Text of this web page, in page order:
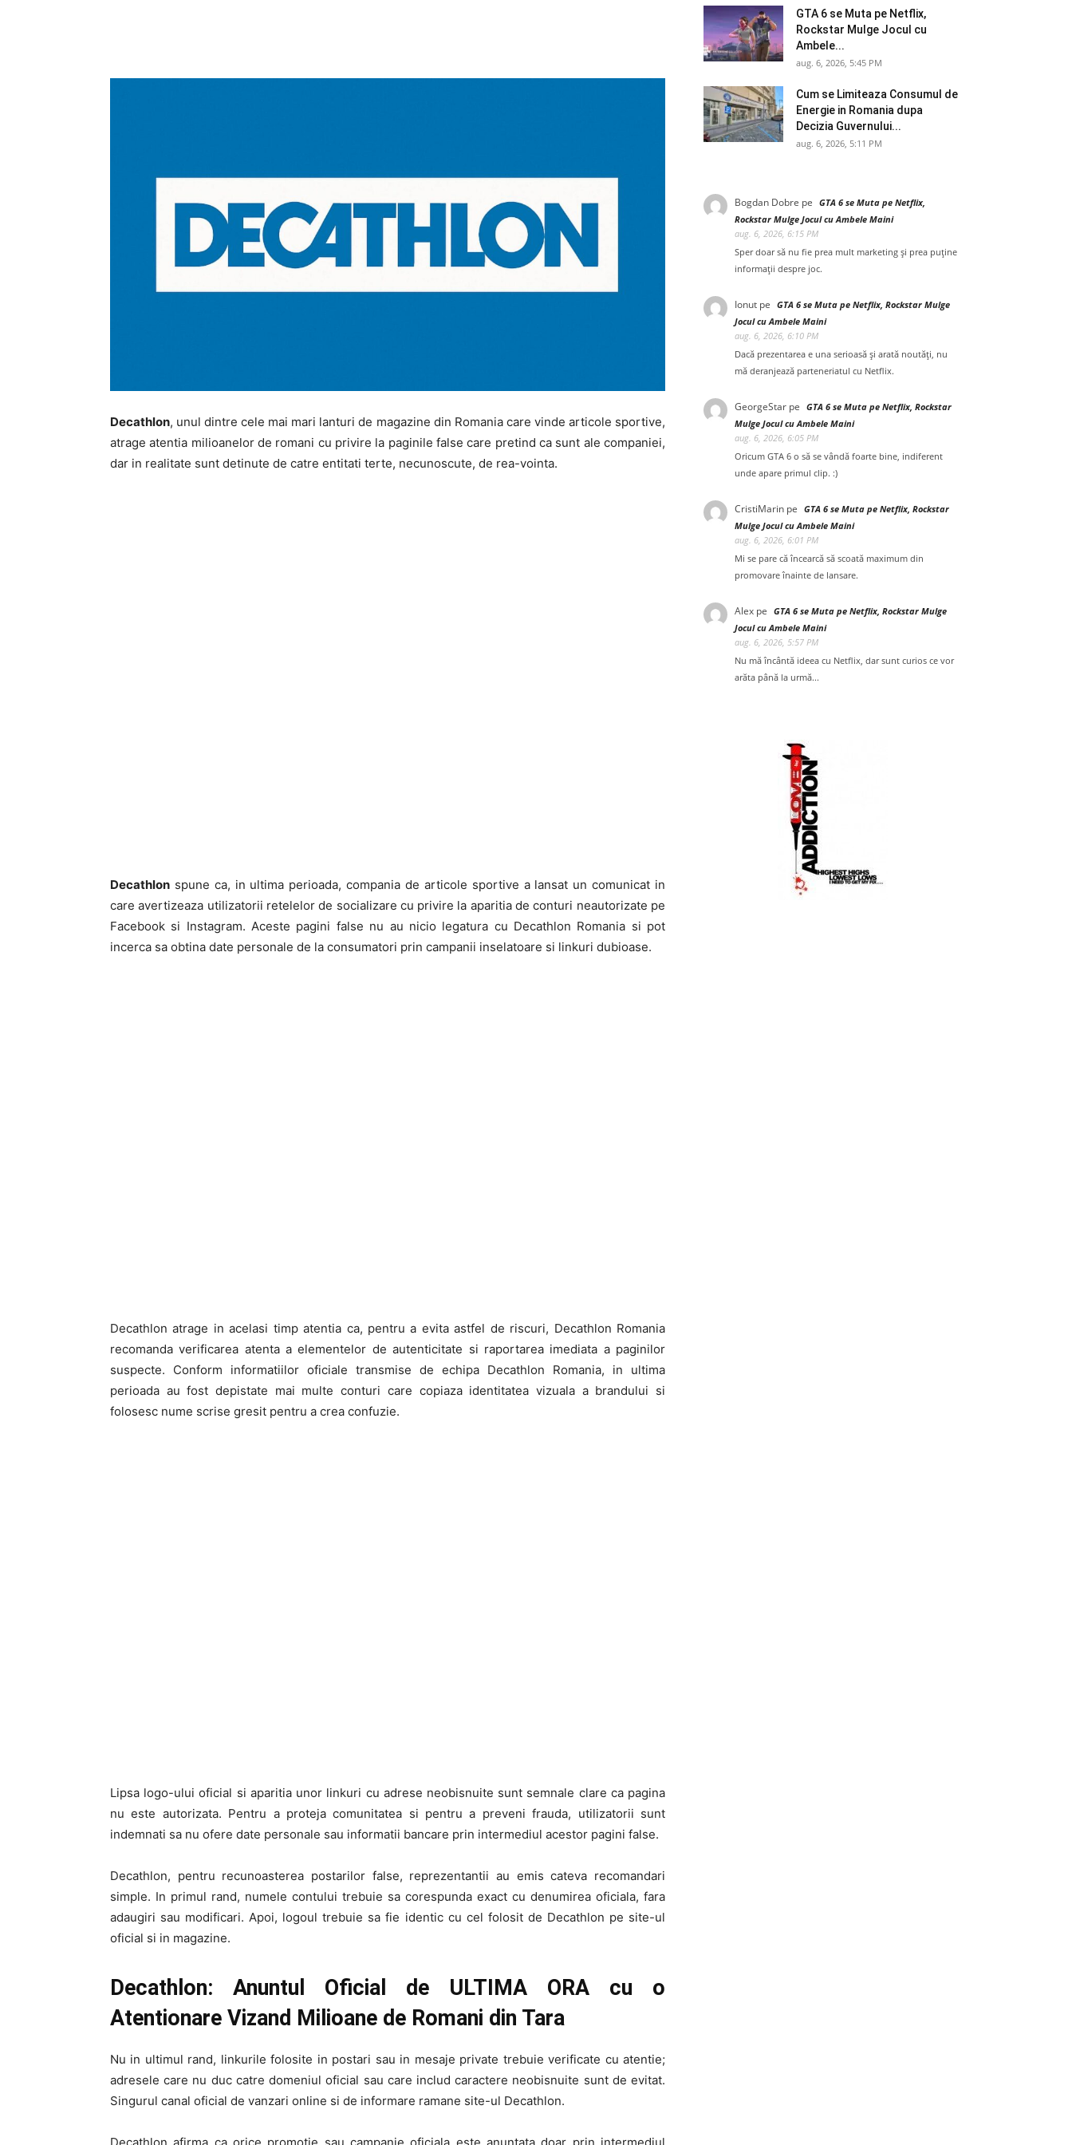
Decathlon, unul dintre cele mai mari lanturi de magazine din Romania care vinde articole sportive,
atrage atentia milioanelor de romani cu privire la paginile false care pretind ca sunt ale companiei,
dar in realitate sunt detinute de catre entitati terte, necunoscute, de rea-vointa.
Decathlon spune ca, in ultima perioada, compania de articole sportive a lansat un comunicat in
care avertizeaza utilizatorii retelelor de socializare cu privire la aparitia de conturi neautorizate pe
Facebook si Instagram. Aceste pagini false nu au nicio legatura cu Decathlon Romania si pot
incerca sa obtina date personale de la consumatori prin campanii inselatoare si linkuri dubioase.
Decathlon atrage in acelasi timp atentia ca, pentru a evita astfel de riscuri, Decathlon Romania
recomanda verificarea atenta a elementelor de autenticitate si raportarea imediata a paginilor
suspecte. Conform informatiilor oficiale transmise de echipa Decathlon Romania, in ultima
perioada au fost depistate mai multe conturi care copiaza identitatea vizuala a brandului si
folosesc nume scrise gresit pentru a crea confuzie.
Lipsa logo-ului oficial si aparitia unor linkuri cu adrese neobisnuite sunt semnale clare ca pagina
nu este autorizata. Pentru a proteja comunitatea si pentru a preveni frauda, utilizatorii sunt
indemnati sa nu ofere date personale sau informatii bancare prin intermediul acestor pagini false.
Decathlon, pentru recunoasterea postarilor false, reprezentantii au emis cateva recomandari
simple. In primul rand, numele contului trebuie sa corespunda exact cu denumirea oficiala, fara
adaugiri sau modificari. Apoi, logoul trebuie sa fie identic cu cel folosit de Decathlon pe site-ul
oficial si in magazine.
Decathlon: Anuntul Oficial de ULTIMA ORA cu o
Atentionare Vizand Milioane de Romani din Tara
Nu in ultimul rand, linkurile folosite in postari sau in mesaje private trebuie verificate cu atentie;
adresele care nu duc catre domeniul oficial sau care includ caractere neobisnuite sunt de evitat.
Singurul canal oficial de vanzari online si de informare ramane site-ul Decathlon.
Decathlon afirma ca orice promotie sau campanie oficiala este anuntata doar prin intermediul
GTA 6 se Muta pe Netflix,
Rockstar Mulge Jocul cu
Ambele...
aug. 6, 2026, 5:45 PM
Cum se Limiteaza Consumul de
Energie in Romania dupa
Decizia Guvernului...
aug. 6, 2026, 5:11 PM
Bogdan Dobre pe GTA 6 se Muta pe Netflix,
Rockstar Mulge Jocul cu Ambele Maini
aug. 6, 2026, 6:15 PM
Sper doar să nu fie prea mult marketing și prea puține
informații despre joc.
Ionut pe GTA 6 se Muta pe Netflix, Rockstar Mulge
Jocul cu Ambele Maini
aug. 6, 2026, 6:10 PM
Dacă prezentarea e una serioasă și arată noutăți, nu
mă deranjează parteneriatul cu Netflix.
GeorgeStar pe GTA 6 se Muta pe Netflix, Rockstar
Mulge Jocul cu Ambele Maini
aug. 6, 2026, 6:05 PM
Oricum GTA 6 o să se vândă foarte bine, indiferent
unde apare primul clip. :)
CristiMarin pe GTA 6 se Muta pe Netflix, Rockstar
Mulge Jocul cu Ambele Maini
aug. 6, 2026, 6:01 PM
Mi se pare că încearcă să scoată maximum din
promovare înainte de lansare.
Alex pe GTA 6 se Muta pe Netflix, Rockstar Mulge
Jocul cu Ambele Maini
aug. 6, 2026, 5:57 PM
Nu mă încântă ideea cu Netflix, dar sunt curios ce vor
arăta până la urmă...